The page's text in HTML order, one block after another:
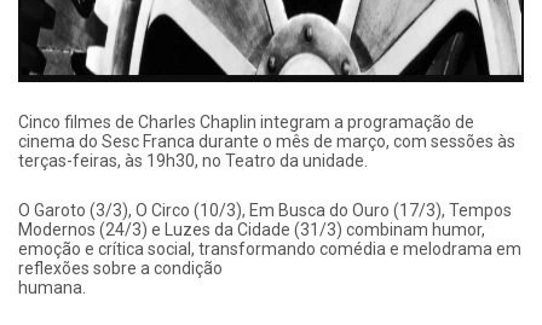
Cinco filmes de Charles Chaplin integram a programação de
cinema do Sesc Franca durante o mês de março, com sessões às
terças-feiras, às 19h30, no Teatro da unidade.
O Garoto (3/3), O Circo (10/3), Em Busca do Ouro (17/3), Tempos
Modernos (24/3) e Luzes da Cidade (31/3) combinam humor,
emoção e crítica social, transformando comédia e melodrama em
reflexões sobre a condição
humana.